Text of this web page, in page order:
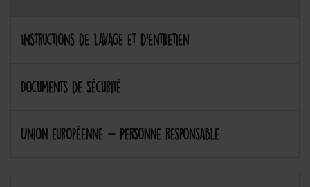
Instructions de lavage et d'entretien
Documents de sécurité
Union européenne - Personne responsable